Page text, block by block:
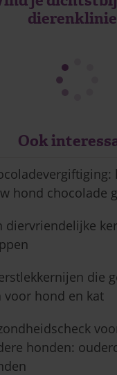
Ook
hond chocolade
diervriendelijke
die
voor hond en kat
honden: